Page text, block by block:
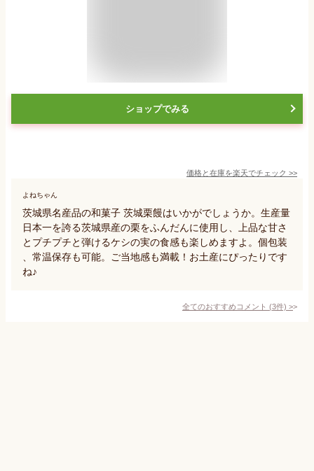
ショップでみる
価格と在庫を楽天でチェック >>
よねちゃん
茨城県名産品の和菓子 茨城栗饅はいかがでしょうか。生産量
日本一を誇る茨城県産の栗をふんだんに使用し、上品な甘さ
とプチプチと弾けるケシの実の食感も楽しめますよ。個包装
、常温保存も可能。ご当地感も満載！お土産にぴったりです
ね♪
全てのおすすめコメント (3件) >